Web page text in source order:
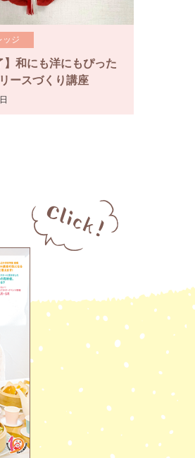
ッジ
】和にも洋にもぴった
ースづくり講座